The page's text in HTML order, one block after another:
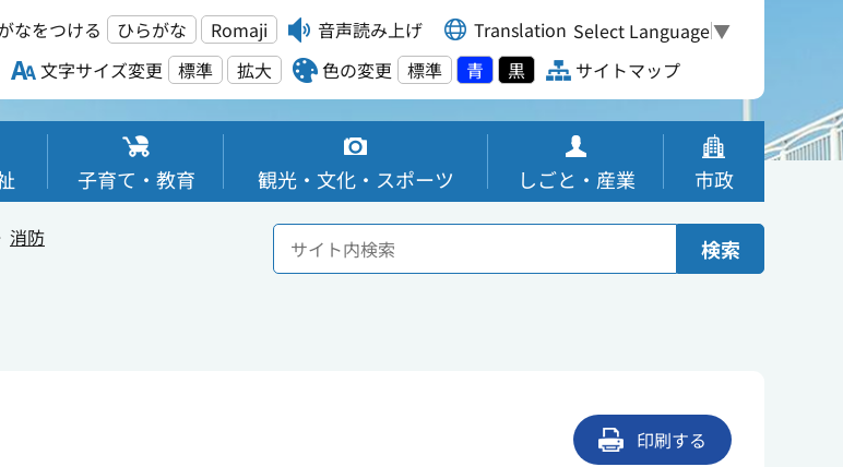
なをつける ひらがな Romaji 音声読み上げ Translation Select Language▼
文字サイズ変更
標準 拡大 色の変更 標準 青 黒 サイトマップ
子育て・教育 観光・文化・スポーツ しごと・産業 市政
消防
検索
印刷する